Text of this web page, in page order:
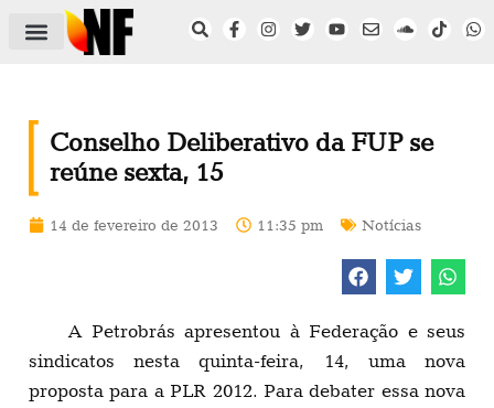
Conselho Deliberativo da FUP se
reúne sexta, 15
14 de fevereiro de 2013 11:35 pm Notícias
A Petrobrás apresentou à Federação e seus
sindicatos nesta quinta-feira, 14, uma nova
proposta para a PLR 2012. Para debater essa nova